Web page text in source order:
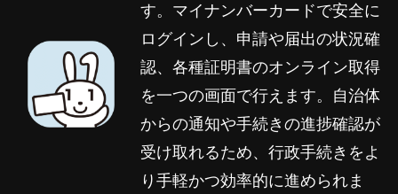
す。マイナンバーカードで安全に
ログインし、申請や届出の状況確
認、各種証明書のオンライン取得
を一つの画面で行えます。自治体
からの通知や手続きの進捗確認が
受け取れるため、行政手続きをよ
り手軽かつ効率的に進められま